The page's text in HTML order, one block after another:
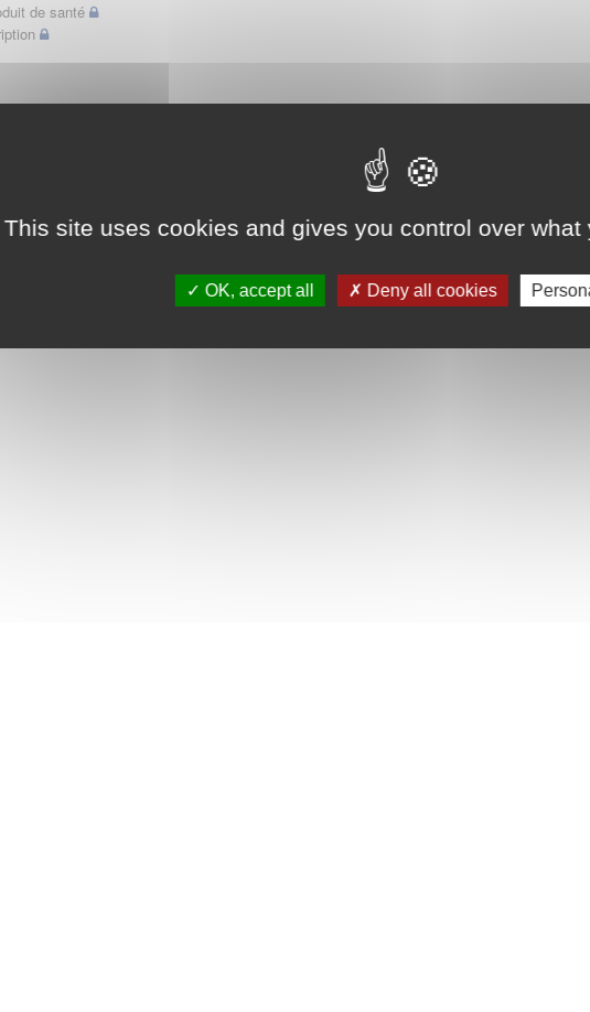
This site uses cookies and gives you control over what
OK, accept all Deny all cookies
de santé